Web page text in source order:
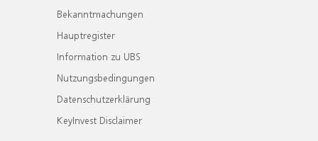
Bekanntmachungen
Hauptregister
Information zu UBS
Nutzungsbedingungen
Datenschutzerklärung
KeyInvest Disclaimer